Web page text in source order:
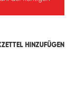
HINZUFÜGEN